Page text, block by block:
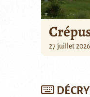
27 juillet